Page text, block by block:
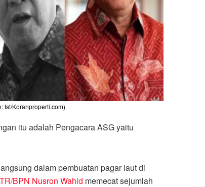
Ist/Koranproperti.com)
itu adalah Pengacara ASG yaitu
dalam pembuatan pagar laut di
BPN Nusron Wahid memecat sejumlah